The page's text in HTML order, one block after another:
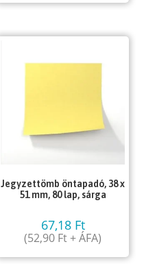
Jegyzettömb öntapadó, 38 x
51 mm, 80 lap, sárga
67,18 Ft
(52,90 Ft+ ÁFA)